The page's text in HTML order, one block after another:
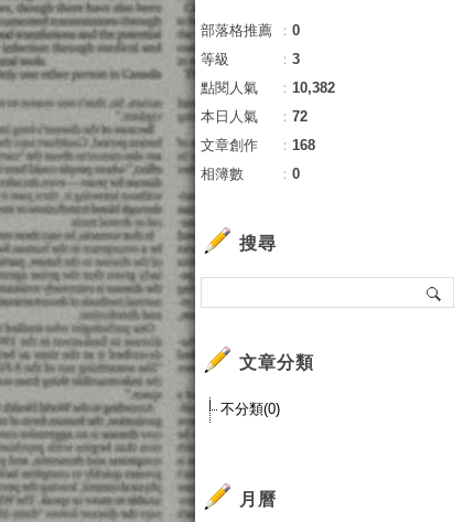
部落格推薦 ： 0
等級
： 3
點閱人氣
： 10,382
本日人氣
： 72
文章創作
： 168
相簿數
： 0
搜尋
文章分類
不分類(0)
月曆